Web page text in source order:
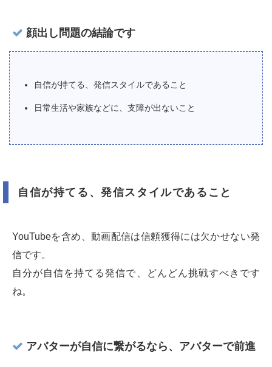
顔出し問題の結論です
自信が持てる、発信スタイルであること
日常生活や家族などに、支障が出ないこと
自信が持てる、発信スタイルであること
YouTubeを含め、動画配信は信頼獲得には欠かせない発
信です。
自分が自信を持てる発信で、どんどん挑戦すべきです
ね。
アバターが自信に繋がるなら、アバターで前進